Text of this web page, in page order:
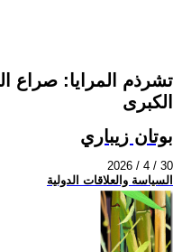
تشرذم المرايا: صراع
الكبرى
بوتان زيباري
2026 / 4 / 30
السياسة والعلاقات الدولية